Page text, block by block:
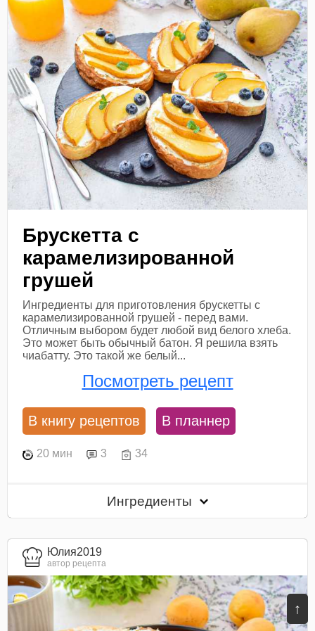
↑
Брускетта с
карамелизированной
грушей
Ингредиенты для приготовления брускетты с
карамелизированной грушей - перед вами.
Отличным выбором будет любой вид белого хлеба.
Это может быть обычный батон. Я решила взять
чиабатту. Это такой же белый...
Посмотреть рецепт
В книгу рецептов В планнер
20 мин 3 34
Ингредиенты
Юлия2019
автор рецепта